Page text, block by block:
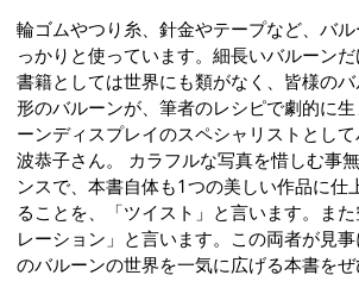
輪ゴムやつり糸、針金やテープなど、バ
っかりと使っています。細長いバルーン
書籍としては世界にも類がなく、皆様の
形のバルーンが、筆者のレシピで劇的に
ーンディスプレイのスペシャリストとし
波恭子さん。 カラフルな写真を惜しむ事
ンスで、本書自体も1つの美しい作品に
ることを、「ツイスト」と言います。ま
レーション」と言います。この両者が見
のバルーンの世界を一気に広げる本書をぜ